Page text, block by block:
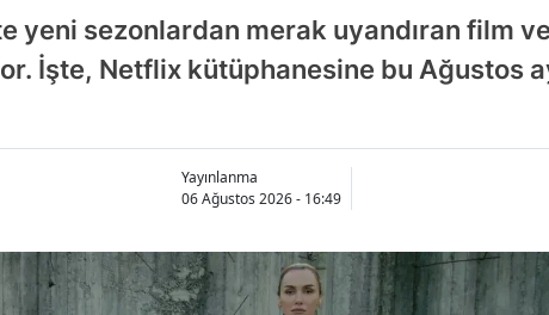
yeni sezonlardan merak uyandıran film
İşte, Netflix kütüphanesine bu Ağustos
Yayınlanma
06 Ağustos 2026 - 16:49